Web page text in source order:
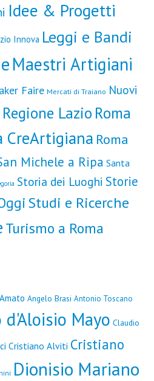
Idee & Progetti
Innova Leggi e Bandi
Maestri Artigiani
Faire Mercati di Traiano Nuovi
Regione Lazio Roma
CreArtigiana Roma
Michele a Ripa Santa
Storia dei Luoghi Storie
Studi e Ricerche
Turismo a Roma
Angelo Brasi Antonio Toscano
d'Aloisio Mayo Claudio
Cristiano Alviti Cristiano
Dionisio Mariano